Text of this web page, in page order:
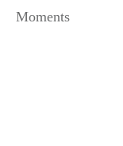
Moments